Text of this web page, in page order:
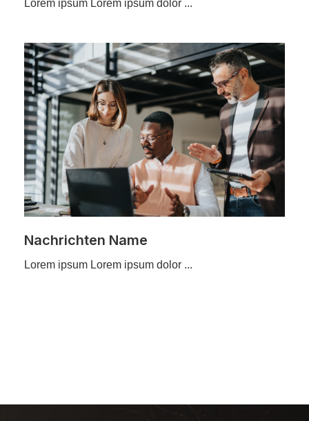
Lorem ipsum Lorem ipsum dolor ...
Nachrichten Name
Lorem ipsum Lorem ipsum dolor ...